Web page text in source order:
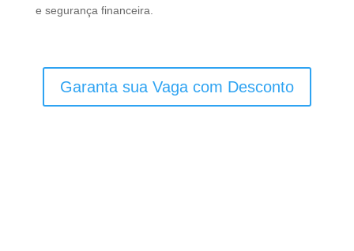
e segurança financeira.
Garanta sua Vaga com Desconto